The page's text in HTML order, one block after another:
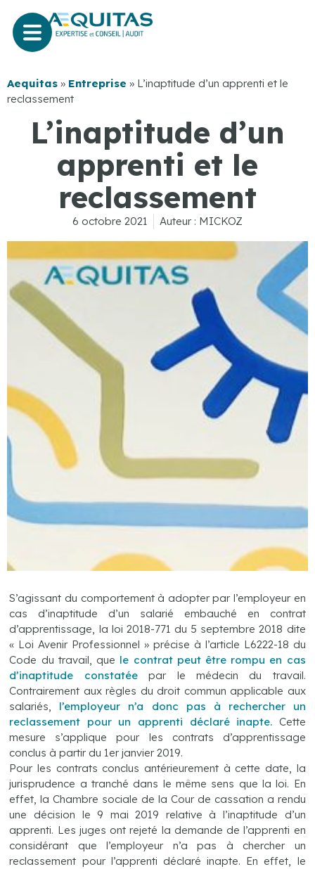
Aequitas » Entreprise » L’inaptitude d’un apprenti et le
reclassement
L’inaptitude d’un
apprenti et le
reclassement
6 octobre 2021 Auteur : MICKOZ
S’agissant du comportement à adopter par l’employeur en
cas d’inaptitude d’un salarié embauché en contrat
d’apprentissage, la loi 2018-771 du 5 septembre 2018 dite
« Loi Avenir Professionnel » précise à l’article L6222-18 du
Code du travail, que le contrat peut être rompu en cas
d’inaptitude constatéepar le médecin du travail.
Contrairement aux règles du droit commun applicable aux
salariés, l’employeur n’a donc pas à rechercher un
reclassement pour un apprenti déclaré inapte. Cette
mesure s’applique pour les contrats d’apprentissage
conclus à partir du 1er janvier 2019.
Pour les contrats conclus antérieurement à cette date, la
jurisprudence a tranché dans le même sens que la loi. En
effet, la Chambre sociale de la Cour de cassation a rendu
une décision le 9 mai 2019 relative à l’inaptitude d’un
apprenti. Les juges ont rejeté la demande de l’apprenti en
considérant que l’employeur n’a pas à chercher un
reclassement pour l’apprenti déclaré inapte. En effet, le